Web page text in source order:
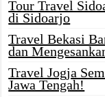
Tour Travel
di Sidoarjo
Travel Bekasi
dan
Travel Jogja
Jawa Tengah!